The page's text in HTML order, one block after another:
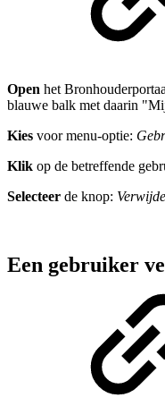
Open het
blauwe balk met daarin
Kies voor menu-optie:
Klik op de betreffende
Selecteer de knop:
Een gebruiker